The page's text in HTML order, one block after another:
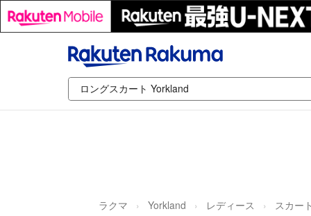
ラクマ Yorkland レディース スカート